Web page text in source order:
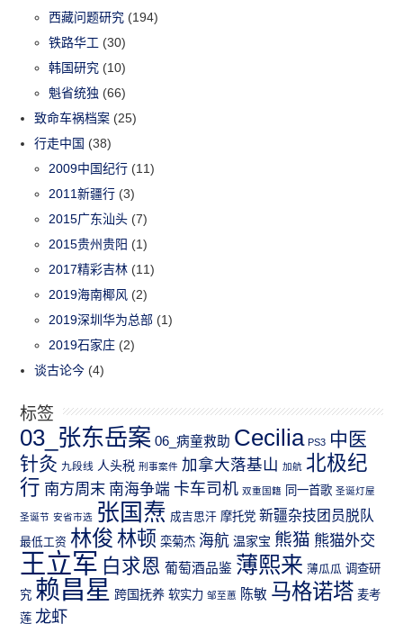
西藏问题研究 (194)
铁路华工 (30)
韩国研究 (10)
魁省统独 (66)
致命车祸档案 (25)
行走中国 (38)
2009中国纪行 (11)
2011新疆行 (3)
2015广东汕头 (7)
2015贵州贵阳 (1)
2017精彩吉林 (11)
2019海南椰风 (2)
2019深圳华为总部 (1)
2019石家庄 (2)
谈古论今 (4)
标签
03_张东岳案 06_病童救助 Cecilia PS3 中医
针灸 九段线 人头税 刑事案件 加拿大落基山 加航 北极纪
行 南方周末 南海争端 卡车司机 双重国籍 同一首歌 圣诞灯屋
圣诞节 安省市选 张国焘 成吉思汗 摩托党 新疆杂技团员脱队
最低工资 林俊 林顿 栾菊杰 海航 温家宝 熊猫 熊猫外交
王立军 白求恩 葡萄酒品鉴 薄熙来 薄瓜瓜 调查研
究 赖昌星 跨国抚养 软实力 邹至蕙 陈敏 马格诺塔 麦考
莲 龙虾